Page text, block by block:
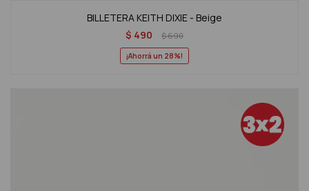
BILLETERA KEITH DIXIE - Beige
$ 490 $690
28